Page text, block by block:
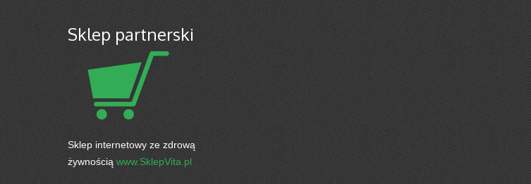
Sklep partnerski
Sklep internetowy ze zdrową
żywnością www.SklepVita.pl